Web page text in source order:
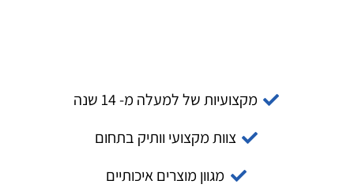
מקצועיות של למעלה מ- 14 שנה
צוות מקצועי וותיק בתחום
מגוון מוצרים איכותיים